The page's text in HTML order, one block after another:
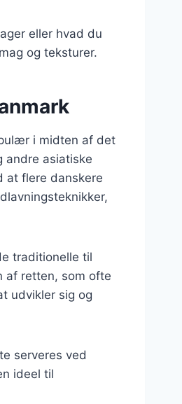
eller hvad du
og teksturer.
i midten af det
andre asiatiske
at flere danskere
traditionelle til
af retten, som ofte
udvikler sig og
serveres ved
ideel til